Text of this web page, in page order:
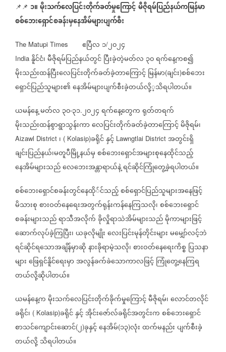
📌📌 ၁။မိုးသက်လေပြင်းတိုက်ခတ်မှုကြောင့်မီဇိုရမ်ပြည်နယ်ကမြန်မာ
စစ်ဘေးရှောင်စခန်းမှနေအိမ်များပျက်စီး
The Matupi Times ဧပြီလ ၁/၂၀၂၄
India နိူင်ငံ၊မီဇိုရမ်ပြည်နယ်တွင်ပြီးခဲ့တဲ့မတ်လ ၃၀ရက်နေ့ကစ၍
မိုးသည်းထန်ပြီးလေပြင်းတိုက်ခတ်ခဲ့တာကြောင့်မြန်မာ(ချင်း)စစ်ဘေး
ရှောင်ပြည်သူများ၏နေအိမ်များပျက်စီးခဲ့တယ်လို့့သိရပါတယ်။
ယမန်နေ့မတ်လ ၃၀-၃၁.၂၀၂၄ရက်နေ့တွေကရုတ်တရက်
မိုးသည်းထန်စွာရွာသွန်းကာလေပြင်းတိုက်ခတ်ခဲ့တာကြောင့်မိဇိုရမ်၊
Aizawl District ၊ ( Kolasip)ခရိုင်နှင့် Lawngtlai District အတွင်းရှိ
ချင်းပြည်နယ်၊မတူပီမြို့နယ်မှစစ်ဘေးရှောင်အများစုနေထိုင်သည့်
နေအိမ်များသည်လေဘေးအန္တာရာယ်နဲ့ရင်ဆိုင်ကြုံတွေ့ခဲ့ရပါတယ်။
စစ်ဘေးရှောင်စခန်းတွင်နေထို်င်သည့်စစ်ရှောင်ပြည်သူများအနေဖြင့်
မိသားစုစားဝတ်နေရေးအတွက်ရုန်းကန်နေကြသလို၊စစ်ဘေးရှောင်
စခန်းများသည်ရာသီအလိုက်ခိုလှိုရာသဲအိမ်များသည်မိုကာများဖြင့်
ဆောက်လုပ်ခဲ့ကြပြီး၊ယခုလိုမျိုးလေးပြင်းမုန်တိုင်းများမမျှော်လင့်ဘဲ
ရင်ဆိုင်ရသောအချိန်မှာဆိုနားခိုရာမဲ့သလို၊စားဝတ်နေရေးကိစ္စ ပြသနာ
များဖြေရှင်နိူင်ရေးမှာအလွန်ခက်ခဲသောကာလဖြင့်ကြုံတွေ့နေကြရ
တယ်လို့ဆိုပါတယ်။
ယမန်နေ့ကမိုးသက်လေပြင်းတိုက်ခိုက်မှုကြောင့်မီဇိုရမ်၊လောင်တလိုင်
ခရိုင်၊ ( Kolasip)ခရိုင်နှင့်အိုင်းဇော်လ်ခရိုင်အတွင်းကစစ်ဘေးရှောင်
စာသင်ကျောင်းဆောင်(၂)ခုနှင့်နေအိမ်(၁၃)လုံးထက်မနည်းပျက်စီးခဲ့
တယ်လို့သိရပါတယ်။